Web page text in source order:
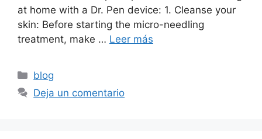
at home with a Dr. Pen device: 1. Cleanse your
skin: Before starting the micro-needling
treatment, make … Leer más
blog
Deja un comentario